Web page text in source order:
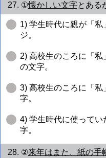
27. ①懐かしい文字とある
1) 学生時代に親が「
ジ。
2) 高校生のころに「私
の文字。
3) 高校生のころに「
字。
4) 学生時代に使って
字。
28. ②来年はまた、紙の手